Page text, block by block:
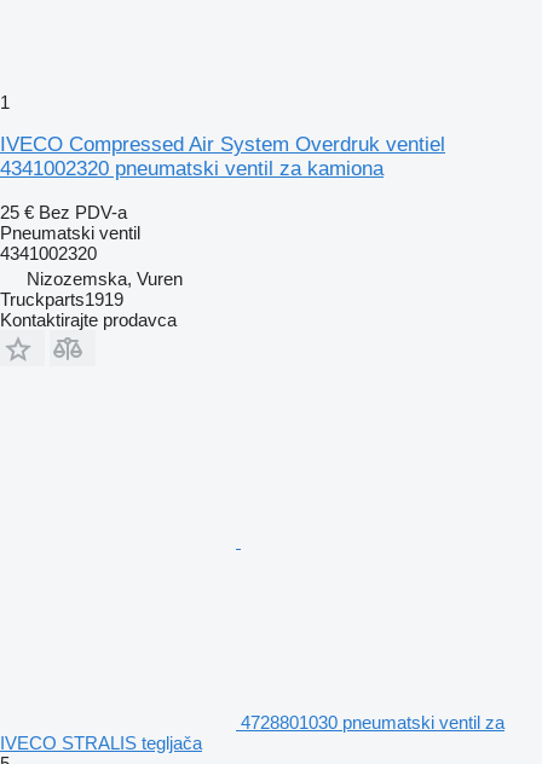
1
IVECO Compressed Air System Overdruk ventiel
4341002320 pneumatski ventil za kamiona
25 € Bez PDV-a
Pneumatski ventil
4341002320
Nizozemska, Vuren
Truckparts1919
Kontaktirajte prodavca
4728801030 pneumatski ventil za
IVECO STRALIS tegljača